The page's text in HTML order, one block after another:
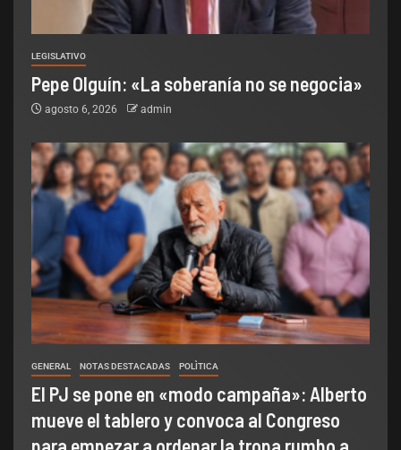
LEGISLATIVO
Pepe Olguín: «La soberanía no se negocia»
agosto 6, 2026 admin
GENERAL NOTAS DESTACADAS POLÌTICA
El PJ se pone en «modo campaña»: Alberto
mueve el tablero y convoca al Congreso